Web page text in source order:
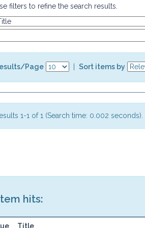
filters to refine the search results.
Page Sort items by
1-1 of 1 (Search time: 0.002 seconds).
hits:
Title